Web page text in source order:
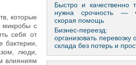
которые
микробы с
себя от
бактерии,
люди,
влияниям
Быстро и качественно
нужна срочность —
скорая помощь
Бизнес-
организовать перевозку
склада без потерь и